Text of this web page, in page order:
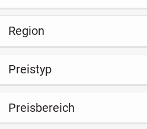
Region
Preistyp
Preisbereich